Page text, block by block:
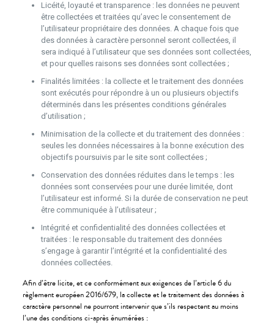
Licéité, loyauté et transparence : les données ne peuvent
être collectées et traitées qu’avec le consentement de
l’utilisateur propriétaire des données. A chaque fois que
des données à caractère personnel seront collectées, il
sera indiqué à l’utilisateur que ses données sont collectées,
et pour quelles raisons ses données sont collectées ;
Finalités limitées : la collecte et le traitement des données
sont exécutés pour répondre à un ou plusieurs objectifs
déterminés dans les présentes conditions générales
d’utilisation ;
Minimisation de la collecte et du traitement des données :
seules les données nécessaires à la bonne exécution des
objectifs poursuivis par le site sont collectées ;
Conservation des données réduites dans le temps : les
données sont conservées pour une durée limitée, dont
l’utilisateur est informé. Si la durée de conservation ne peut
être communiquée à l’utilisateur ;
Intégrité et confidentialité des données collectées et
traitées : le responsable du traitement des données
s’engage à garantir l’intégrité et la confidentialité des
données collectées.
Afin d’être licite, et ce conformément aux exigences de l’article 6 du
règlement européen 2016/679, la collecte et le traitement des données à
caractère personnel ne pourront intervenir que s’ils respectent au moins
l’une des conditions ci-après énumérées :